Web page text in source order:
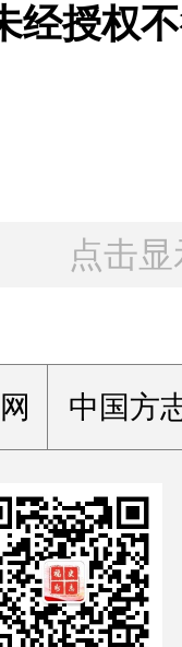
授权不
点击
中国方